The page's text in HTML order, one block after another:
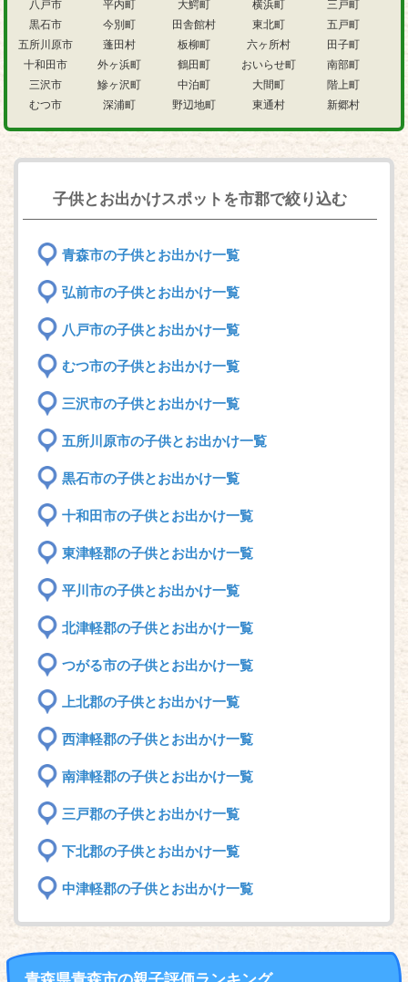
八戸市
黒石市
五所川原市
十和田市
三沢市
むつ市
平内町
今別町
蓬田村
外ヶ浜町
鰺ヶ沢町
深浦町
大鰐町
田舎館村
板柳町
鶴田町
中泊町
野辺地町
横浜町
東北町
六ヶ所村
おいらせ町
大間町
東通村
三戸町
五戸町
田子町
南部町
階上町
新郷村
子供とお出かけスポットを市郡で絞り込む
青森市の子供とお出かけ一覧
弘前市の子供とお出かけ一覧
八戸市の子供とお出かけ一覧
むつ市の子供とお出かけ一覧
三沢市の子供とお出かけ一覧
五所川原市の子供とお出かけ一覧
黒石市の子供とお出かけ一覧
十和田市の子供とお出かけ一覧
東津軽郡の子供とお出かけ一覧
平川市の子供とお出かけ一覧
北津軽郡の子供とお出かけ一覧
つがる市の子供とお出かけ一覧
上北郡の子供とお出かけ一覧
西津軽郡の子供とお出かけ一覧
南津軽郡の子供とお出かけ一覧
三戸郡の子供とお出かけ一覧
下北郡の子供とお出かけ一覧
中津軽郡の子供とお出かけ一覧